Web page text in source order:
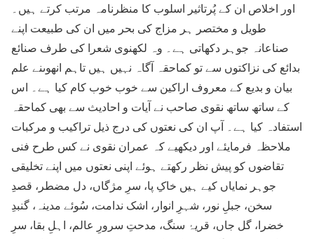
اور اخلاص ان کے پُرتاثیر اسلوب کا منظرنامہ مرتب کرتے ہیں۔
طویل و مختصر ہر مزاج کی بحر میں ان کی طبیعت اپنے
صناعانہ جوہر دکھاتی ہے۔ وہ لکھنوی شعرا کی طرف صنائع
بدائع کی نزاکتوں سے تو کماحقہ آگاہ نہیں ہیں تاہم انھوںنے علم
بیان و بدیع کے معروف اراکین سے خوب خوب کام کیا ہے۔ اس
کے ساتھ ساتھ نقوی صاحب نے آیات و احادیث سے بھی کماحقہ
استفادہ کیا ہے۔ آپ ان کی نعتوں کی درج ذیل تراکیب و مرکبات
ملاحظہ فرمایئے اور دیکھیے کہ عمران نقوی نے کس طرح فنی
تقاضوں کو پیش نظر رکھتے ہوئے اپنی نعتوں میں اپنے تخلیقی
جوہر نمایاں کیے ہیں خاکِ پا، سرِ مژگاں، دل مضطر، قصدِ
سخن، جبلِ نور، شہرِ انوار، اشک ندامت، سُوئے مدینہ، گنبدِ
خضرا، گل جاں، قریۂ سنگ، مدحتِ سرورِ عالم، اہلِ بقا، سرِ